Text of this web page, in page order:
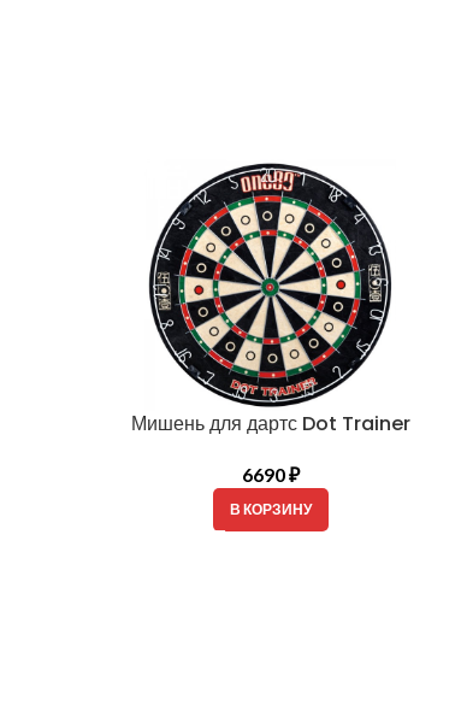
Дротики Night Hunter Defense 90%
3800₽
ВЫБЕРИТЕ ПАРАМЕТРЫ